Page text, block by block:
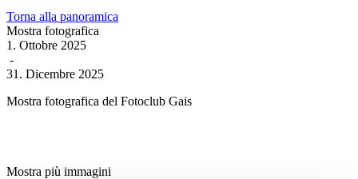
Torna alla panoramica
Mostra fotografica
1. Ottobre 2025
-
31. Dicembre 2025
Mostra fotografica del Fotoclub Gais
Mostra più immagini